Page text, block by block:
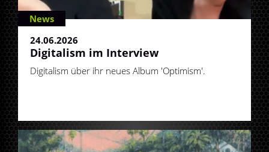
News
24.06.2026
Digitalism im Interview
Digitalism über ihr neues Album 'Optimism'.